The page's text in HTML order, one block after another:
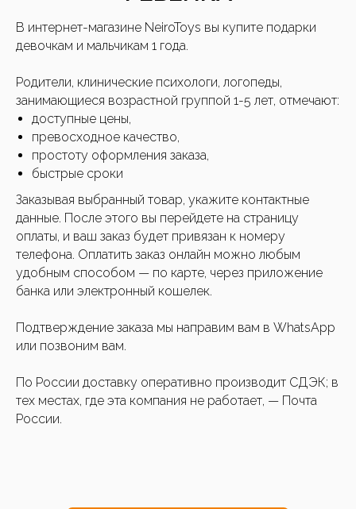
В интернет-магазине NeiroToys вы купите подарки
девочкам и мальчикам 1 года.
Родители, клинические психологи, логопеды,
занимающиеся возрастной группой 1-5 лет, отмечают:
доступные цены,
превосходное качество,
простоту оформления заказа,
быстрые сроки
Заказывая выбранный товар, укажите контактные
данные. После этого вы перейдете на страницу
оплаты, и ваш заказ будет привязан к номеру
телефона. Оплатить заказ онлайн можно любым
удобным способом — по карте, через приложение
банка или электронный кошелек.
Подтверждение заказа мы направим вам в WhatsApp
или позвоним вам.
По России доставку оперативно производит СДЭК; в
тех местах, где эта компания не работает, — Почта
России.